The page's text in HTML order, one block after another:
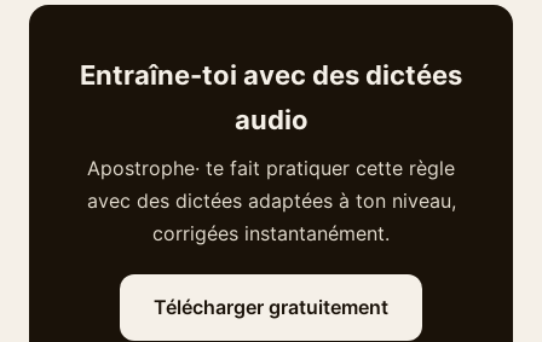
Entraîne-toi avec des dictées
audio
Apostrophe· te fait pratiquer cette règle
avec des dictées adaptées à ton niveau,
corrigées instantanément.
Télécharger gratuitement